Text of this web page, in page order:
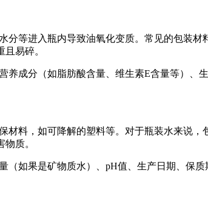
进入瓶内导致油氧化变质。常见的包装材
易碎。
成分（如脂肪酸含量、维生素E含量等）、
，如可降解的塑料等。对于瓶装水来说，
质。
如果是矿物质水）、pH值、生产日期、保